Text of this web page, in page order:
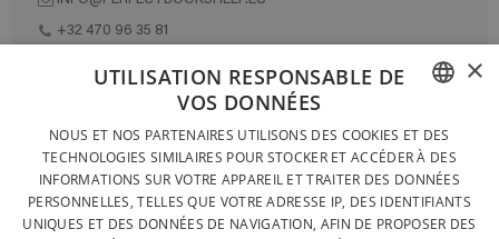
+32 470 96 35 81
CONTACTEZ-NOUS
PROTECTION DES DONNÉES
CONDITIONS GÉNÉRALES DE VENTE
FRENCH
DUTCH
ENGLISH
×
UTILISATION RESPONSABLE DE
VOS DONNÉES
NOUS ET NOS PARTENAIRES UTILISONS DES COOKIES ET DES
TECHNOLOGIES SIMILAIRES POUR STOCKER ET ACCÉDER À DES
INFORMATIONS SUR VOTRE APPAREIL ET TRAITER DES DONNÉES
PERSONNELLES, TELLES QUE VOTRE ADRESSE IP, DES IDENTIFIANTS
UNIQUES ET DES DONNÉES DE NAVIGATION, AFIN DE PROPOSER DES